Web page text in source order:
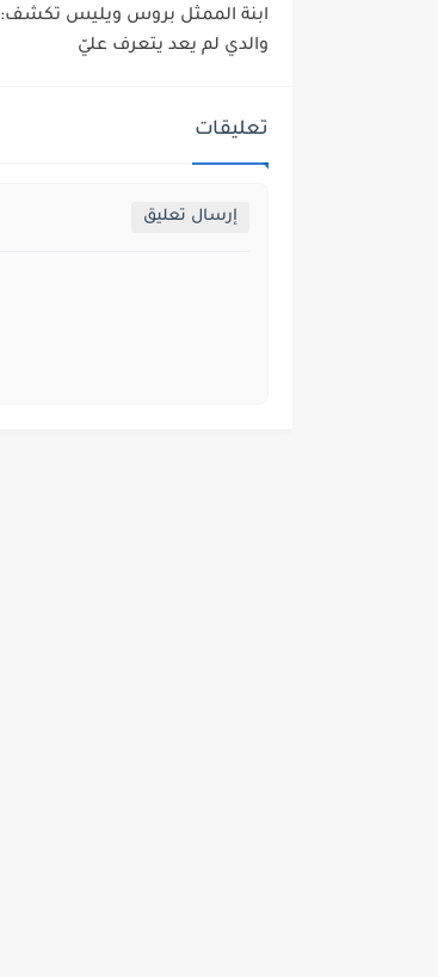
ابنة الممثل بروس ويليس تكشف:
والدي لم يعد يتعرف عليّ
تعليقات
إرسال تعليق